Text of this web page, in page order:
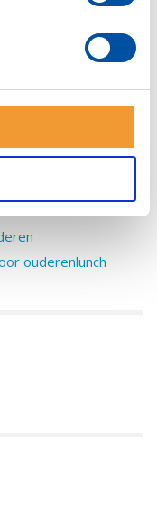
eenzame ouderen
ouderenlunch